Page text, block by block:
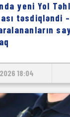
yeni Yol
təsdiqləndi
18:04